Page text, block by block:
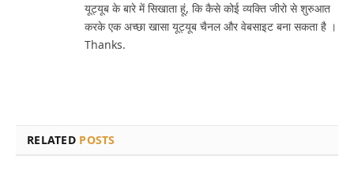
यूट्यूब के बारे में सिखाता हूं, कि कैसे कोई व्यक्ति जीरो से शुरुआत
करके एक अच्छा खासा यूट्यूब चैनल और वेबसाइट बना सकता है ।
Thanks.
RELATED POSTS